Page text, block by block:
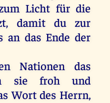
Licht für die
, damit du zur
an das Ende der
Nationendas
sie froh
und
Wort des Herrn,